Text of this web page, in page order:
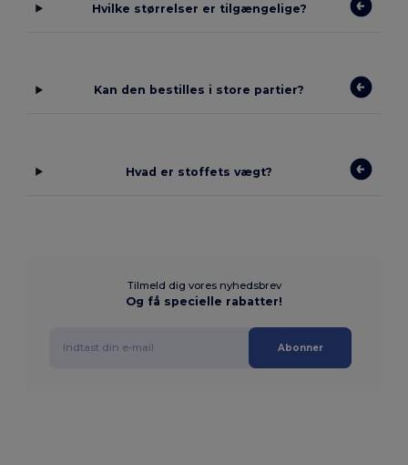
Hvilke størrelser er tilgængelige?
Kan den bestilles i store partier?
Hvad er stoffets vægt?
Tilmeld dig vores nyhedsbrev
Og få specielle rabatter!
Abonner